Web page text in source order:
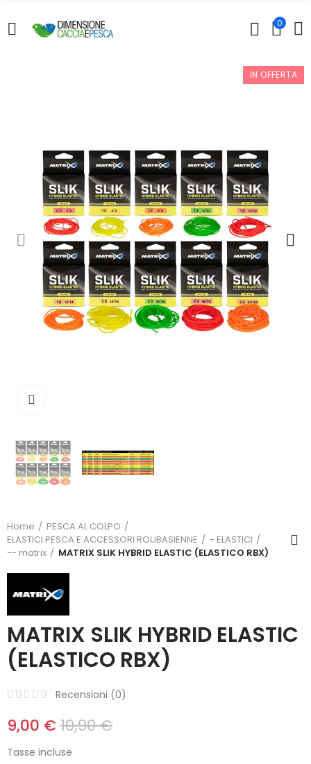
0
IN OFFERTA
Home
PESCA AL COLPO
ELASTICI PESCA E ACCESSORI ROUBASIENNE
- ELASTICI
-- matrix
MATRIX SLIK HYBRID ELASTIC (ELASTICO RBX)
MATRIX SLIK HYBRID ELASTIC
(ELASTICO RBX)
Recensioni (0)
9,00 € 10,90 €
Tasse incluse